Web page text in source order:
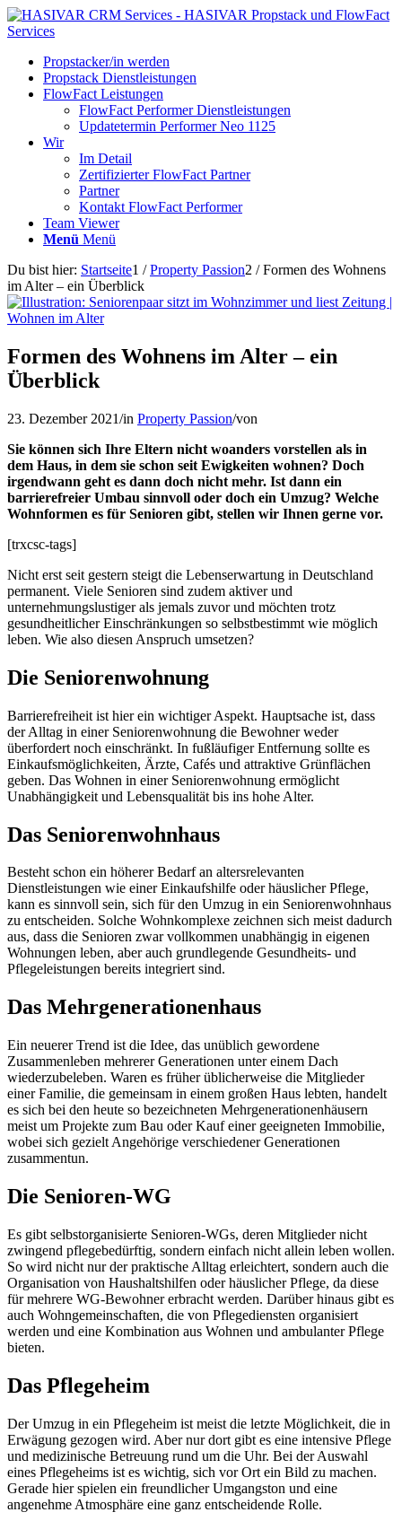
Propstacker/in werden
Propstack Dienstleistungen
FlowFact Leistungen
FlowFact Performer Dienstleistungen
Updatetermin Performer Neo 1125
Wir
Im Detail
Zertifizierter FlowFact Partner
Partner
Kontakt FlowFact Performer
Team Viewer
Menü Menü
Du bist hier: Startseite1 / Property Passion2 / Formen des Wohnens
im Alter – ein Überblick
Formen des Wohnens im Alter – ein
Überblick
23. Dezember 2021/in Property Passion/von
Sie können sich Ihre Eltern nicht woanders vorstellen als in
dem Haus, in dem sie schon seit Ewigkeiten wohnen? Doch
irgendwann geht es dann doch nicht mehr. Ist dann ein
barrierefreier Umbau sinnvoll oder doch ein Umzug? Welche
Wohnformen es für Senioren gibt, stellen wir Ihnen gerne vor.
[trxcsc-tags]
Nicht erst seit gestern steigt die Lebenserwartung in Deutschland
permanent. Viele Senioren sind zudem aktiver und
unternehmungslustiger als jemals zuvor und möchten trotz
gesundheitlicher Einschränkungen so selbstbestimmt wie möglich
leben. Wie also diesen Anspruch umsetzen?
Die Seniorenwohnung
Barrierefreiheit ist hier ein wichtiger Aspekt. Hauptsache ist, dass
der Alltag in einer Seniorenwohnung die Bewohner weder
überfordert noch einschränkt. In fußläufiger Entfernung sollte es
Einkaufsmöglichkeiten, Ärzte, Cafés und attraktive Grünflächen
geben. Das Wohnen in einer Seniorenwohnung ermöglicht
Unabhängigkeit und Lebensqualität bis ins hohe Alter.
Das Seniorenwohnhaus
Besteht schon ein höherer Bedarf an altersrelevanten
Dienstleistungen wie einer Einkaufshilfe oder häuslicher Pflege,
kann es sinnvoll sein, sich für den Umzug in ein Seniorenwohnhaus
zu entscheiden. Solche Wohnkomplexe zeichnen sich meist dadurch
aus, dass die Senioren zwar vollkommen unabhängig in eigenen
Wohnungen leben, aber auch grundlegende Gesundheits- und
Pflegeleistungen bereits integriert sind.
Das Mehrgenerationenhaus
Ein neuerer Trend ist die Idee, das unüblich gewordene
Zusammenleben mehrerer Generationen unter einem Dach
wiederzubeleben. Waren es früher üblicherweise die Mitglieder
einer Familie, die gemeinsam in einem großen Haus lebten, handelt
es sich bei den heute so bezeichneten Mehrgenerationenhäusern
meist um Projekte zum Bau oder Kauf einer geeigneten Immobilie,
wobei sich gezielt Angehörige verschiedener Generationen
zusammentun.
Die Senioren-WG
Es gibt selbstorganisierte Senioren-WGs, deren Mitglieder nicht
zwingend pflegebedürftig, sondern einfach nicht allein leben wollen.
So wird nicht nur der praktische Alltag erleichtert, sondern auch die
Organisation von Haushaltshilfen oder häuslicher Pflege, da diese
für mehrere WG-Bewohner erbracht werden. Darüber hinaus gibt es
auch Wohngemeinschaften, die von Pflegediensten organisiert
werden und eine Kombination aus Wohnen und ambulanter Pflege
bieten.
Das Pflegeheim
Der Umzug in ein Pflegeheim ist meist die letzte Möglichkeit, die in
Erwägung gezogen wird. Aber nur dort gibt es eine intensive Pflege
und medizinische Betreuung rund um die Uhr. Bei der Auswahl
eines Pflegeheims ist es wichtig, sich vor Ort ein Bild zu machen.
Gerade hier spielen ein freundlicher Umgangston und eine
angenehme Atmosphäre eine ganz entscheidende Rolle.